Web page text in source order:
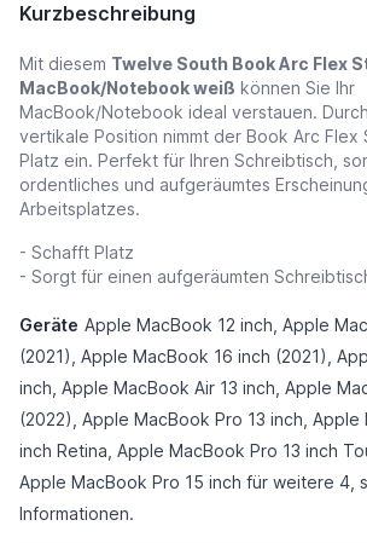
Kurzbeschreibung
Mit diesem Twelve South Book Arc Flex
MacBook/Notebook weiß können Sie Ihr
MacBook/Notebook ideal verstauen.
vertikale Position nimmt der Book Arc Flex
Platz ein. Perfekt für Ihren Schreibtisch,
ordentliches und aufgeräumtes
Arbeitsplatzes.
- Schafft Platz
- Sorgt für einen aufgeräumten
Geräte Apple MacBook 12 inch, Apple
(2021), Apple MacBook 16 inch (2021),
inch, Apple MacBook Air 13 inch, Apple
(2022), Apple MacBook Pro 13 inch, Apple
inch Retina, Apple MacBook Pro 13 inch
Apple MacBook Pro 15 inch für weitere 4,
Informationen.